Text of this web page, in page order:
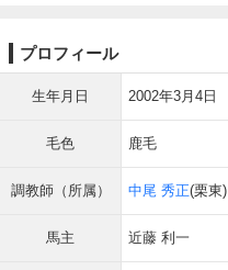
プロフィール
生年月日 2002年3月4日
毛色 鹿毛
調教師（所属） 中尾 秀正(栗東)
馬主 近藤 利一